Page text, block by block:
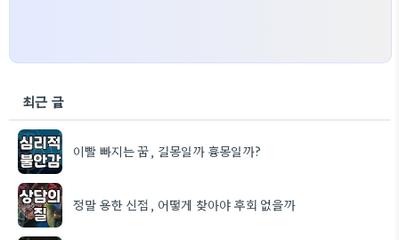
최근 글
이빨 빠지는 꿈, 길몽일까 흉몽일까?
정말 용한 신점, 어떻게 찾아야 후회 없을까